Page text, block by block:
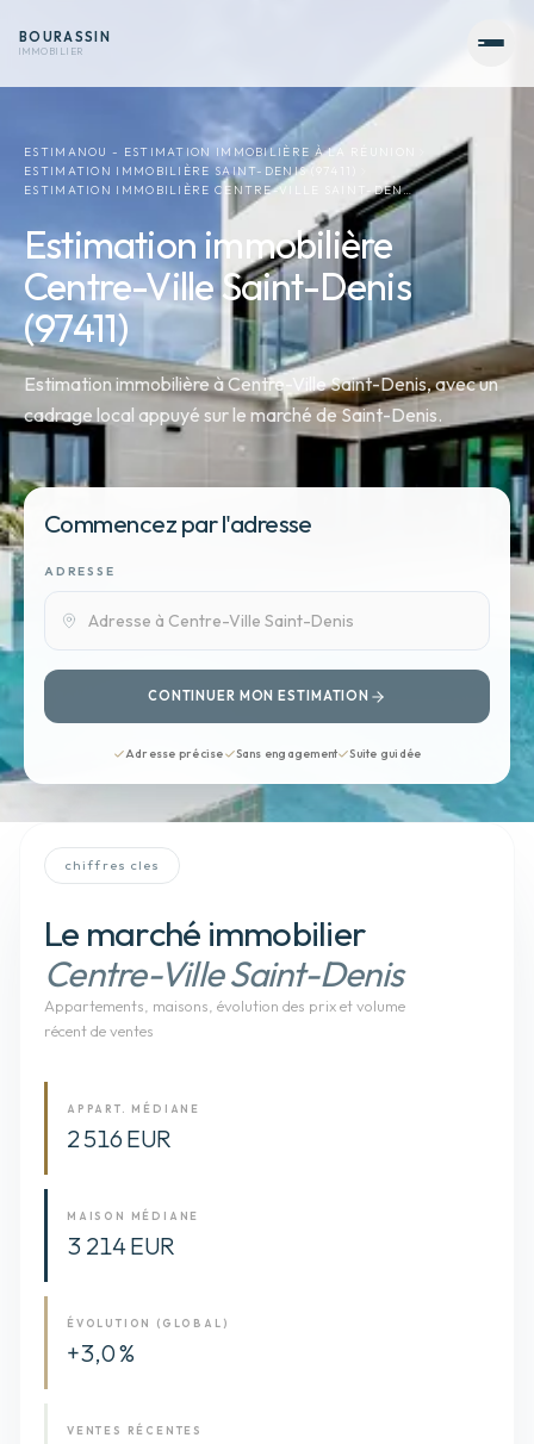
BOURASSIN
IMMOBILIER
ESTIMANOU - ESTIMATION IMMOBILIÈRE À LA RÉUNION
ESTIMATION IMMOBILIÈRE SAINT-DENIS (97411)
ESTIMATION IMMOBILIÈRE CENTRE-VILLE SAINT-DEN…
Estimation immobilière
Centre-Ville Saint-Denis
(97411)
Estimation immobilière à Centre-Ville Saint-Denis, avec un
cadrage local appuyé sur le marché de Saint-Denis.
Commencez par l'adresse
ADRESSE
CONTINUER MON ESTIMATION
Adresse précise Sans engagement Suite guidée
chiffres cles
Le marché immobilier
Centre-Ville Saint-Denis
Appartements, maisons , évolution des prix et volume
récent de ventes
APPART. MÉDIANE
2 516 EUR
MAISON MÉDIANE
3 214 EUR
ÉVOLUTION (GLOBAL)
+3,0 %
VENTES RÉCENTES